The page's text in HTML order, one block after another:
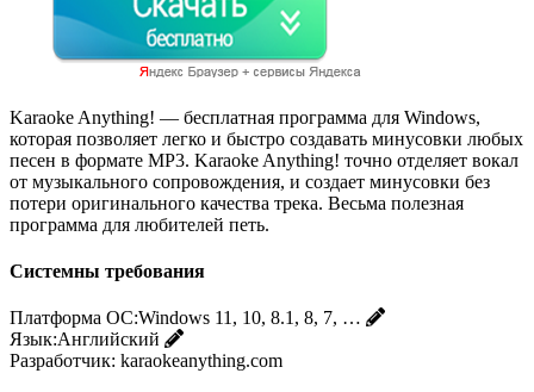
Karaoke Anything! — бесплатная программа для Windows,
которая позволяет легко и быстро создавать минусовки любых
песен в формате MP3. Karaoke Anything! точно отделяет вокал
от музыкального сопровождения, и создает минусовки без
потери оригинального качества трека. Весьма полезная
программа для любителей петь.
Системны требования
Платформа ОС:Windows 11, 10, 8.1, 8, 7, …
Язык:Английский
Разработчик: karaokeanything.com